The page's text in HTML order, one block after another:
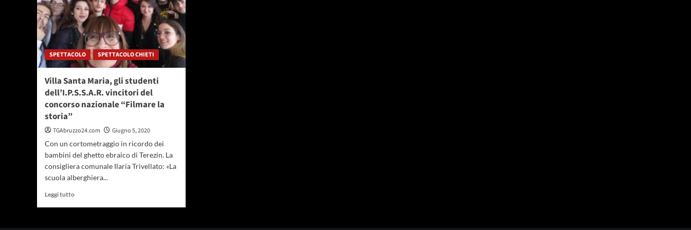
SPETTACOLO SPETTACOLO CHIETI
Villa Santa Maria, gli studenti
dell’I.P.S.S.A.R. vincitori del
concorso nazionale “Filmare la
storia”
TGAbruzzo24.com
Giugno 5, 2020
Con un cortometraggio in ricordo dei
bambini del ghetto ebraico di Terezin. La
consigliera comunale Ilaria Trivellato: «La
scuola alberghiera...
Leggi tuttoLeggi